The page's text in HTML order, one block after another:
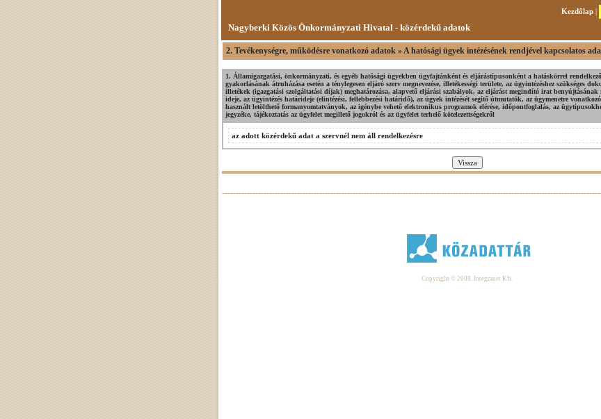
Kezdőlap |
Nagyberki Közös Önkormányzati Hivatal - közérdekű adatok
2. Tevékenységre, működésre vonatkozó adatok » A hatósági ügyek intézésének rendjével kapcsolatos
1. Államigazgatási, önkormányzati, és egyéb hatósági ügyekben ügyfajtánként és eljárástípusonként a hatáskörrel rendelkező
gyakorlásának átruházása esetén a ténylegesen eljáró szerv megnevezése, illetékességi területe, az ügyintézéshez szükséges
illetékek (igazgatási szolgáltatási díjak) meghatározása, alapvető eljárási szabályok, az eljárást megindító irat benyújtásának
ideje, az ügyintézés határideje (elintézési, fellebbezési határidő), az ügyek intézését segítő útmutatók, az ügymenetre
használt letölthető formanyomtatványok, az igénybe vehető elektronikus programok elérése, időpontfoglalás, az
jegyzéke, tájékoztatás az ügyfelet megillető jogokról és az ügyfelet terhelő kötelezettségekről
az adott közérdekű adat a szervnél nem áll rendelkezésre
Copyright © 2008. Integranet Kft.